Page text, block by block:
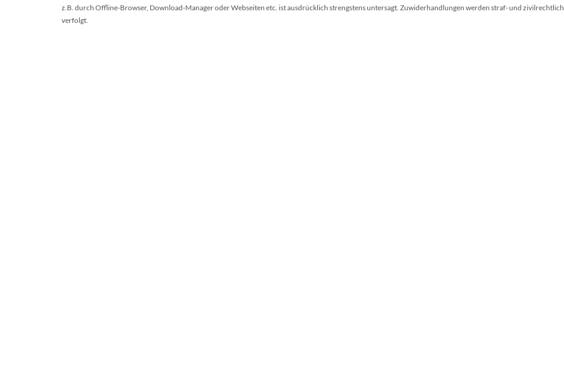
z.B. durch Offline-Browser, Download-Manager oder Webseiten etc. ist ausdrücklich strengstens untersagt. Zuwiderhandlungen werden straf- und zivilrechtlich
verfolgt.